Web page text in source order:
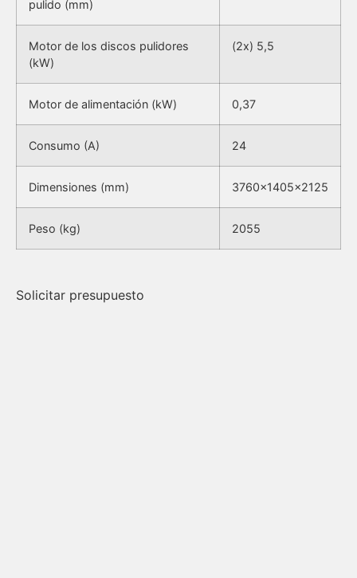
pulido (mm)
Motor de los discos pulidores
(kW)
(2x) 5,5
Motor de alimentación (kW) 0,37
Consumo (A) 24
Dimensiones (mm) 3760x1405x2125
Peso (kg) 2055
Solicitar presupuesto